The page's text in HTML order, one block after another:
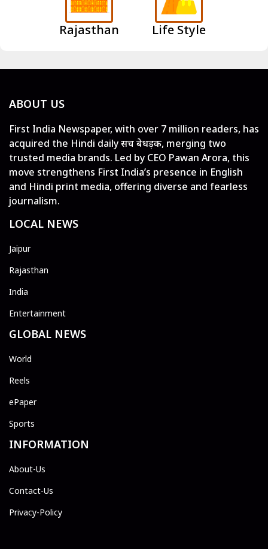
Rajasthan Life Style
ABOUT US
First India Newspaper, with over 7 million readers, has
acquired the Hindi daily सच बेधड़क, merging two
trusted media brands. Led by CEO Pawan Arora, this
move strengthens First India’s presence in English
and Hindi print media, offering diverse and fearless
journalism.
LOCAL NEWS
Jaipur
Rajasthan
India
Entertainment
GLOBAL NEWS
World
Reels
ePaper
Sports
INFORMATION
About-Us
Contact-Us
Privacy-Policy